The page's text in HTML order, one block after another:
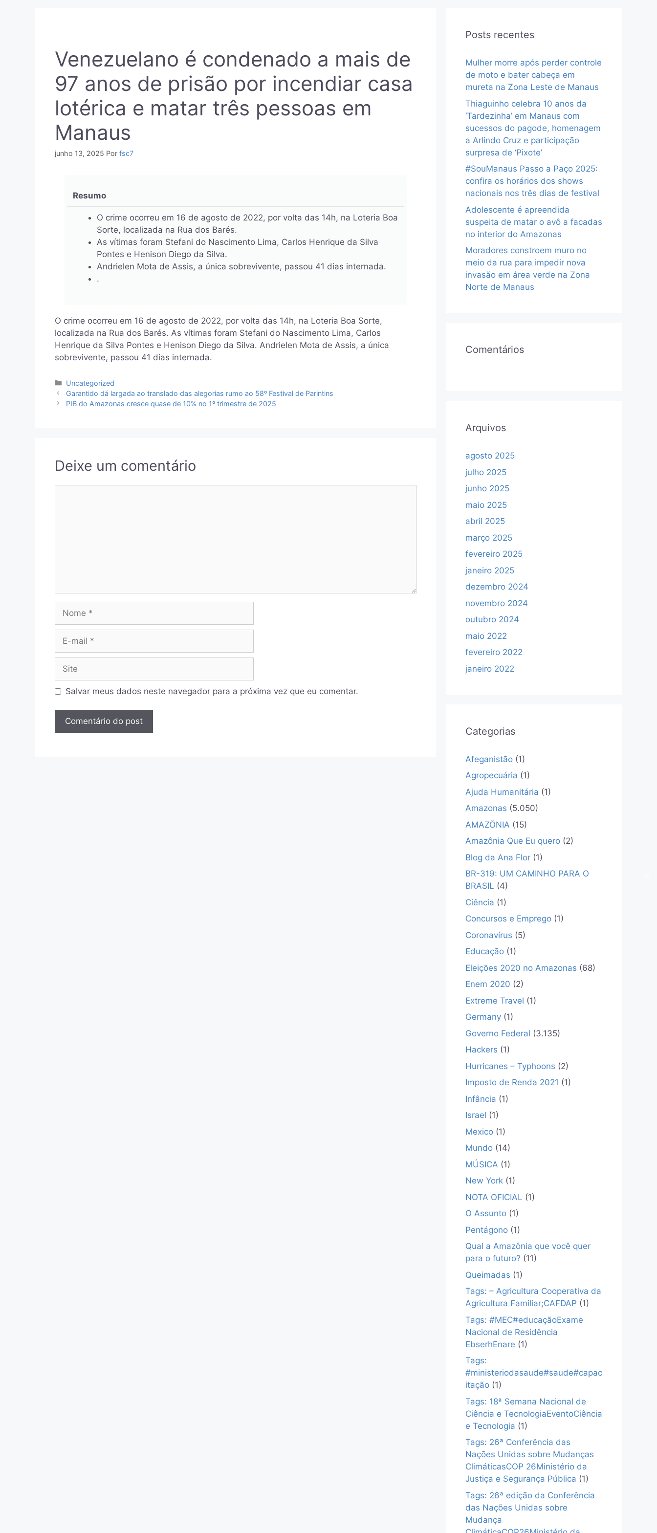
Venezuelano é condenado a mais de
97 anos de prisão por incendiar casa
lotérica e matar três pessoas em
Manaus
junho 13, 2025 Por fsc7
Resumo
O crime ocorreu em 16 de agosto de 2022, por volta das 14h, na Loteria Boa
Sorte, localizada na Rua dos Barés.
As vítimas foram Stefani do Nascimento Lima, Carlos Henrique da Silva
Pontes e Henison Diego da Silva.
Andrielen Mota de Assis, a única sobrevivente, passou 41 dias internada.
.
O crime ocorreu em 16 de agosto de 2022, por volta das 14h, na Loteria Boa Sorte,
localizada na Rua dos Barés. As vítimas foram Stefani do Nascimento Lima, Carlos
Henrique da Silva Pontes e Henison Diego da Silva. Andrielen Mota de Assis, a única
sobrevivente, passou 41 dias internada.
Categorias
Uncategorized
Garantido dá largada ao translado das alegorias rumo ao 58º Festival de Parintins
PIB do Amazonas cresce quase de 10% no 1º trimestre de 2025
Deixe um comentário
mail
Salvar meus dados neste navegador para a próxima vez que eu comentar.
Posts recentes
Mulher morre após perder controle
de moto e bater cabeça em
mureta na Zona Leste de Manaus
Thiaguinho celebra 10 anos da
‘Tardezinha’ em Manaus com
sucessos do pagode, homenagem
a Arlindo Cruz e participação
surpresa de ‘Pixote’
#SouManaus Passo a Paço 2025:
confira os horários dos shows
nacionais nos três dias de festival
Adolescente é apreendida
suspeita de matar o avô a facadas
no interior do Amazonas
Moradores constroem muro no
meio da rua para impedir nova
invasão em área verde na Zona
Norte de Manaus
Comentários
Arquivos
agosto 2025
julho 2025
junho 2025
maio 2025
abril 2025
março 2025
fevereiro 2025
janeiro 2025
dezembro 2024
novembro 2024
outubro 2024
maio 2022
fevereiro 2022
janeiro 2022
Categorias
Afeganistão (1)
Agropecuária (1)
Ajuda Humanitária (1)
Amazonas (5.050)
AMAZÔNIA (15)
Amazônia Que Eu quero (2)
Blog da Ana Flor (1)
BR-319: UM CAMINHO PARA O
BRASIL (4)
Ciência (1)
Concursos e Emprego (1)
Coronavírus (5)
Educação (1)
Eleições 2020 no Amazonas (68)
Enem 2020 (2)
Extreme Travel (1)
Germany (1)
Governo Federal (3.135)
Hackers (1)
Hurricanes – Typhoons (2)
Imposto de Renda 2021 (1)
Infância (1)
Israel (1)
Mexico (1)
Mundo (14)
MÚSICA (1)
New York (1)
NOTA OFICIAL (1)
O Assunto (1)
Pentágono (1)
Qual a Amazônia que você quer
para o futuro? (11)
Queimadas (1)
Tags: – Agricultura Cooperativa da
Agricultura Familiar;CAFDAP (1)
Tags: #MEC#educaçãoExame
Nacional de Residência
EbserhEnare (1)
Tags:
#ministeriodasaude#saude#capac
itação (1)
Tags: 18ª Semana Nacional de
Ciência e TecnologiaEventoCiência
e Tecnologia (1)
Tags: 26ª Conferência das
Nações Unidas sobre Mudanças
ClimáticasCOP 26Ministério da
Justiça e Segurança Pública (1)
Tags: 26ª edição da Conferência
das Nações Unidas sobre
Mudança